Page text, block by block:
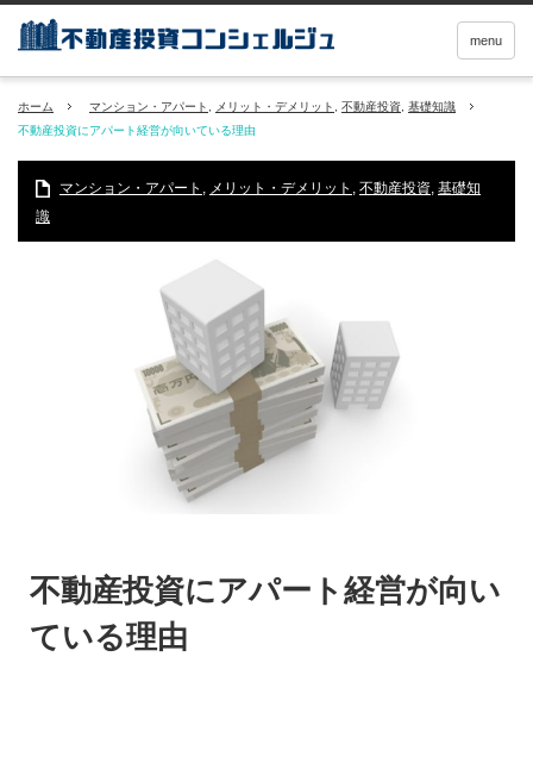
menu
ホーム マンション・アパート メリット・デメリット 不動産投資 基礎知識
不動産投資にアパート経営が向いている理由
マンション・アパート , メリット・デメリット , 不動産投資, 基礎知
識
不動産投資にアパート経営が向い
ている理由